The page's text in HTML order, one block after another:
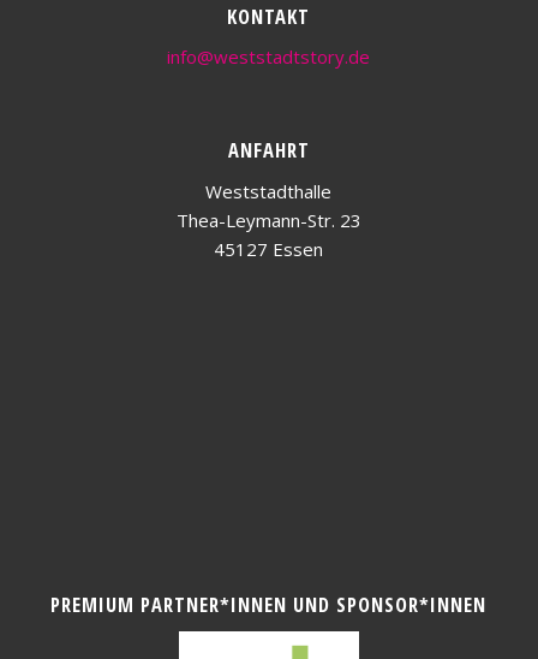
KONTAKT
info@weststadtstory.de
ANFAHRT
Weststadthalle
Thea-Leymann-Str. 23
45127 Essen
PREMIUM PARTNER*INNEN UND SPONSOR*INNEN